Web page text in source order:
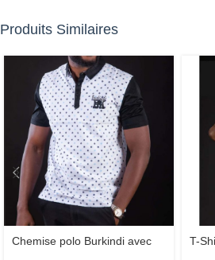
Produits Similaires
Chemise polo Burkindi avec
T-